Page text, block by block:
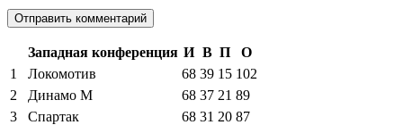
Западная конференция И В П
О
1
Локомотив 68 39 15 102
2
Динамо М 68 37 21 89
3
Спартак 68 31 20 87